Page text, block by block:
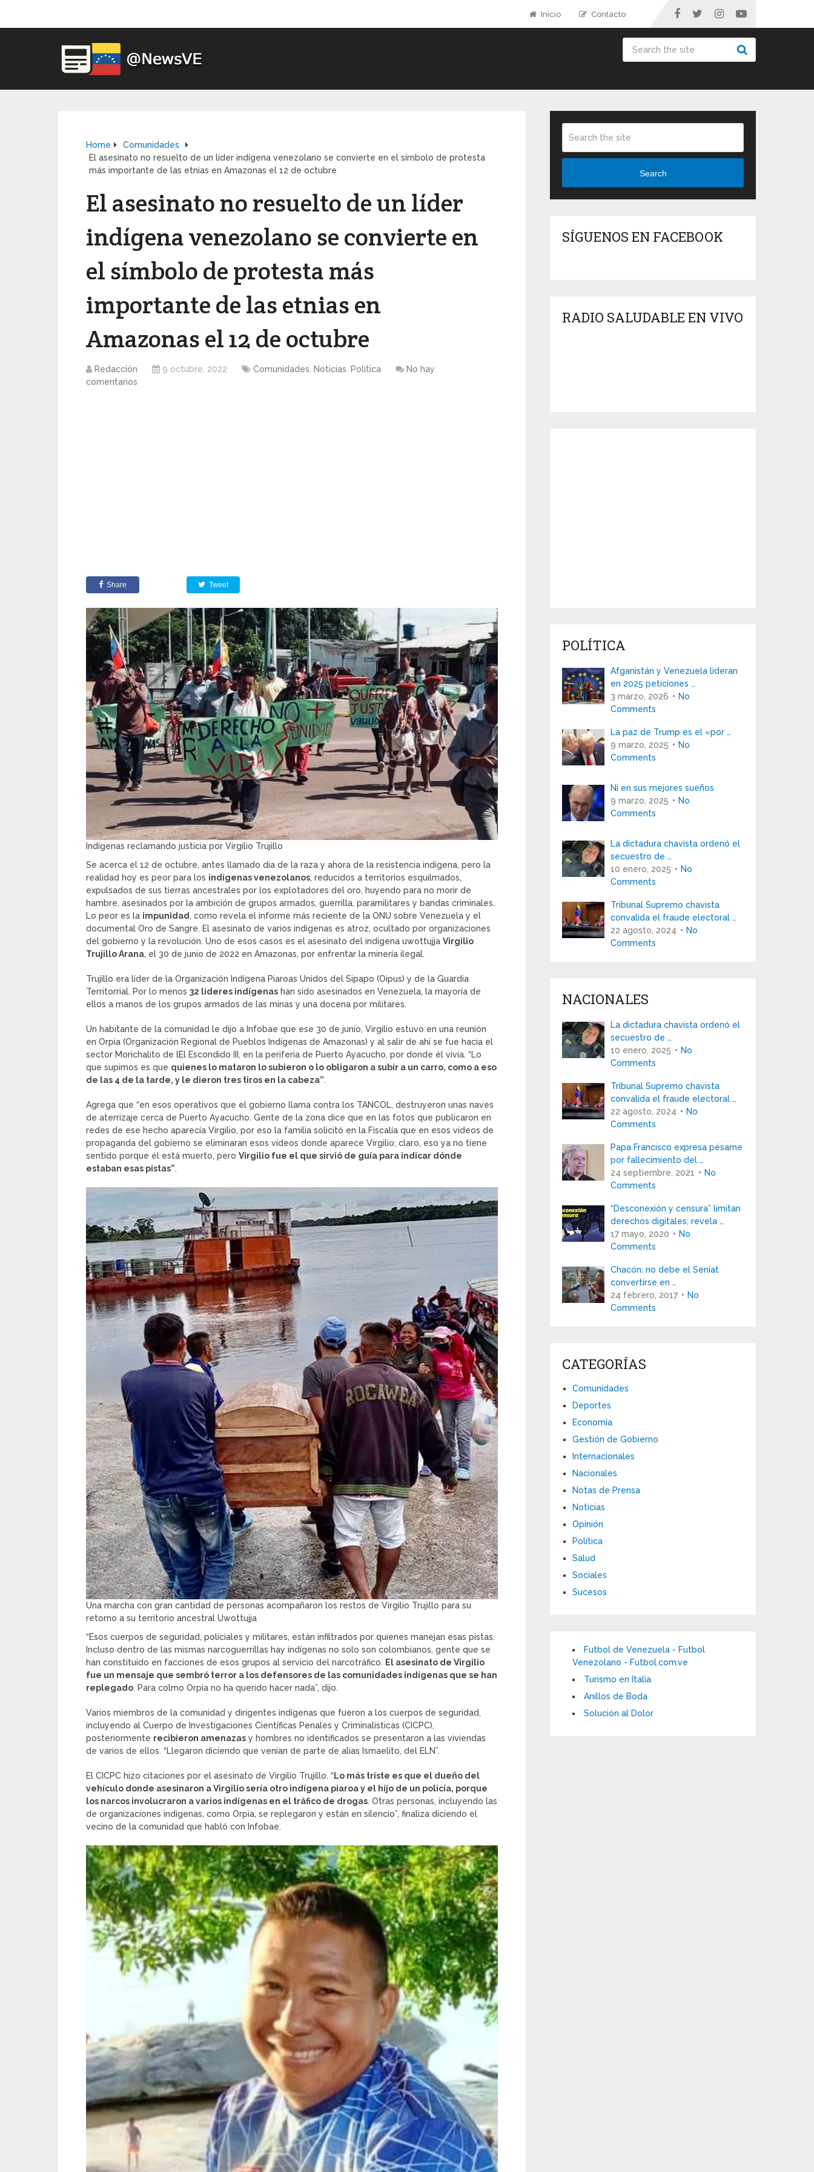
Inicio Contacto
Home
Comunidades
El asesinato no resuelto de un líder indígena venezolano se convierte en el símbolo de protesta
más importante de las etnias en Amazonas el 12 de octubre
El asesinato no resuelto de un líder
indígena venezolano se convierte en
el símbolo de protesta más
importante de las etnias en
Amazonas el 12 de octubre
Redacción 9 octubre, 2022 Comunidades Noticias Política
No hay
comentarios
Share Tweet
Indígenas reclamando justicia por Virgilio Trujillo
Se acerca el 12 de octubre, antes llamado día de la raza y ahora de la resistencia indígena, pero la
realidad hoy es peor para los indígenas venezolanos, reducidos a territorios esquilmados,
expulsados de sus tierras ancestrales por los explotadores del oro, huyendo para no morir de
hambre, asesinados por la ambición de grupos armados, guerrilla, paramilitares y bandas criminales.
Lo peor es la impunidad, como revela el informe más reciente de la ONU sobre Venezuela y el
documental Oro de Sangre. El asesinato de varios indígenas es atroz, ocultado por organizaciones
del gobierno y la revolución. Uno de esos casos es el asesinato del indígena uwottujja Virgilio
Trujillo Arana, el 30 de junio de 2022 en Amazonas, por enfrentar la minería ilegal.
Trujillo era líder de la Organización Indígena Piaroas Unidos del Sipapo (Oipus) y de la Guardia
Territorrial. Por lo menos 32 líderes indígenas han sido asesinados en Venezuela, la mayoría de
ellos a manos de los grupos armados de las minas y una docena por militares.
Un habitante de la comunidad le dijo a Infobae que ese 30 de junio, Virgilio estuvo en una reunión
en Orpia (Organización Regional de Pueblos Indígenas de Amazonas) y al salir de ahí se fue hacia el
sector Morichalito de lEl Escondido III, en la periferia de Puerto Ayacucho, por donde él vivía. “Lo
que supimos es que quienes lo mataron lo subieron o lo obligaron a subir a un carro, como a eso
de las 4 de la tarde, y le dieron tres tiros en la cabeza”.
Agrega que “en esos operativos que el gobierno llama contra los TANCOL, destruyeron unas naves
de aterrizaje cerca de Puerto Ayacucho. Gente de la zona dice que en las fotos que publicaron en
redes de ese hecho aparecía Virgilio, por eso la familia solicitó en la Fiscalía que en esos videos de
propaganda del gobierno se eliminaran esos videos donde aparece Virgilio; claro, eso ya no tiene
sentido porque él está muerto, pero Virgilio fue el que sirvió de guía para indicar dónde
estaban esas pistas”.
Una marcha con gran cantidad de personas acompañaron los restos de Virgilio Trujillo para su
retorno a su territorio ancestral Uwottujja
“Esos cuerpos de seguridad, policiales y militares, están infiltrados por quienes manejan esas pistas.
Incluso dentro de las mismas narcoguerrillas hay indígenas no solo son colombianos, gente que se
han constituido en facciones de esos grupos al servicio del narcotráfico. El asesinato de Virgilio
fue un mensaje que sembró terror a los defensores de las comunidades indígenas que se han
replegado. Para colmo Orpia no ha querido hacer nada”, dijo.
Varios miembros de la comunidad y dirigentes indígenas que fueron a los cuerpos de seguridad,
incluyendo al Cuerpo de Investigaciones Científicas Penales y Criminalísticas (CICPC),
posteriormente recibieron amenazas y hombres no identificados se presentaron a las viviendas
de varios de ellos. “Llegaron diciendo que venían de parte de alias Ismaelito, del ELN”.
El CICPC hizo citaciones por el asesinato de Virgilio Trujillo. “Lo más triste es que el dueño del
vehículo donde asesinaron a Virgilio sería otro indígena piaroa y el hijo de un policía, porque
los narcos involucraron a varios indígenas en el tráfico de drogas. Otras personas, incluyendo las
de organizaciones indígenas, como Orpia, se replegaron y están en silencio”, finaliza diciendo el
vecino de la comunidad que habló con Infobae.
Search
SÍGUENOS EN FACEBOOK
RADIO SALUDABLE EN VIVO
POLÍTICA
Afganistán y Venezuela lideran
en 2025 peticiones …
3 marzo, 2026
No
Comments
La paz de Trump es el «por …
9 marzo, 2025
No
Comments
Ni en sus mejores sueños
9 marzo, 2025
No
Comments
La dictadura chavista ordenó el
secuestro de …
10 enero, 2025
No
Comments
Tribunal Supremo chavista
convalida el fraude electoral …
22 agosto, 2024
No
Comments
NACIONALES
La dictadura chavista ordenó el
secuestro de …
10 enero, 2025
No
Comments
Tribunal Supremo chavista
convalida el fraude electoral …
22 agosto, 2024
No
Comments
Papa Francisco expresa pésame
por fallecimiento del …
24 septiembre, 2021
No
Comments
“Desconexión y censura” limitan
derechos digitales, revela …
17 mayo, 2020
No
Comments
Chacón: no debe el Seniat
convertirse en …
24 febrero, 2017
No
Comments
CATEGORÍAS
Comunidades
Deportes
Economía
Gestión de Gobierno
Internacionales
Nacionales
Notas de Prensa
Noticias
Opinión
Política
Salud
Sociales
Sucesos
Futbol de Venezuela - Futbol
Venezolano - Futbol.com.ve
Turismo en Italia
Anillos de Boda
Solución al Dolor